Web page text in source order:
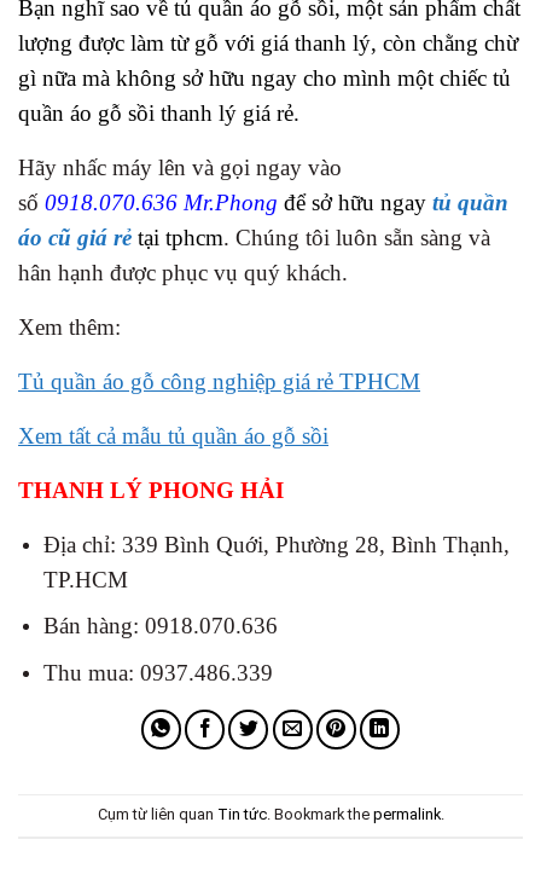
Bạn nghĩ sao về tủ quần áo gỗ sồi, một sản phẩm chất
lượng được làm từ gỗ với giá thanh lý, còn chằng chừ
gì nữa mà không sở hữu ngay cho mình một chiếc tủ
quần áo gỗ sồi thanh lý giá rẻ.
Hãy nhấc máy lên và gọi ngay vào
số 0918.070.636 Mr.Phong để sở hữu ngay tủ quần
áo cũ giá rẻ tại tphcm. Chúng tôi luôn sẵn sàng và
hân hạnh được phục vụ quý khách.
Xem thêm:
Tủ quần áo gỗ công nghiệp giá rẻ TPHCM
Xem tất cả mẫu tủ quần áo gỗ sồi
THANH LÝ PHONG HẢI
Địa chỉ: 339 Bình Quới, Phường 28, Bình Thạnh,
TP.HCM
Bán hàng: 0918.070.636
Thu mua: 0937.486.339
Cụm từ liên quan Tin tức. Bookmark the permalink.